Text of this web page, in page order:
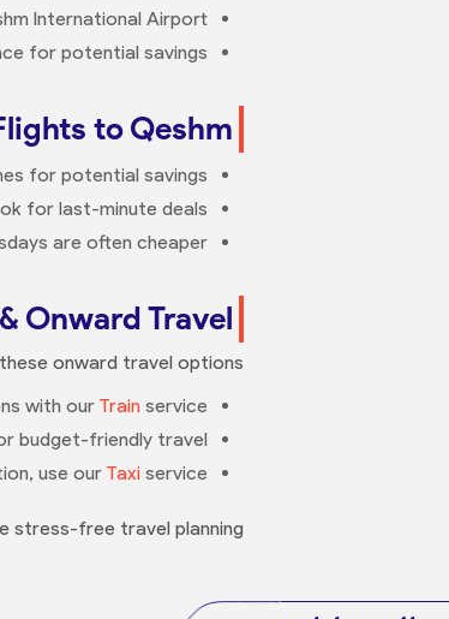
International Airport.
for potential savings.
to Qeshm
for potential savings.
for last-minute deals.
are often cheaper.
Onward Travel
onward travel options:
with our Train service.
budget-friendly travel.
use our Taxi service.
stress-free travel planning!